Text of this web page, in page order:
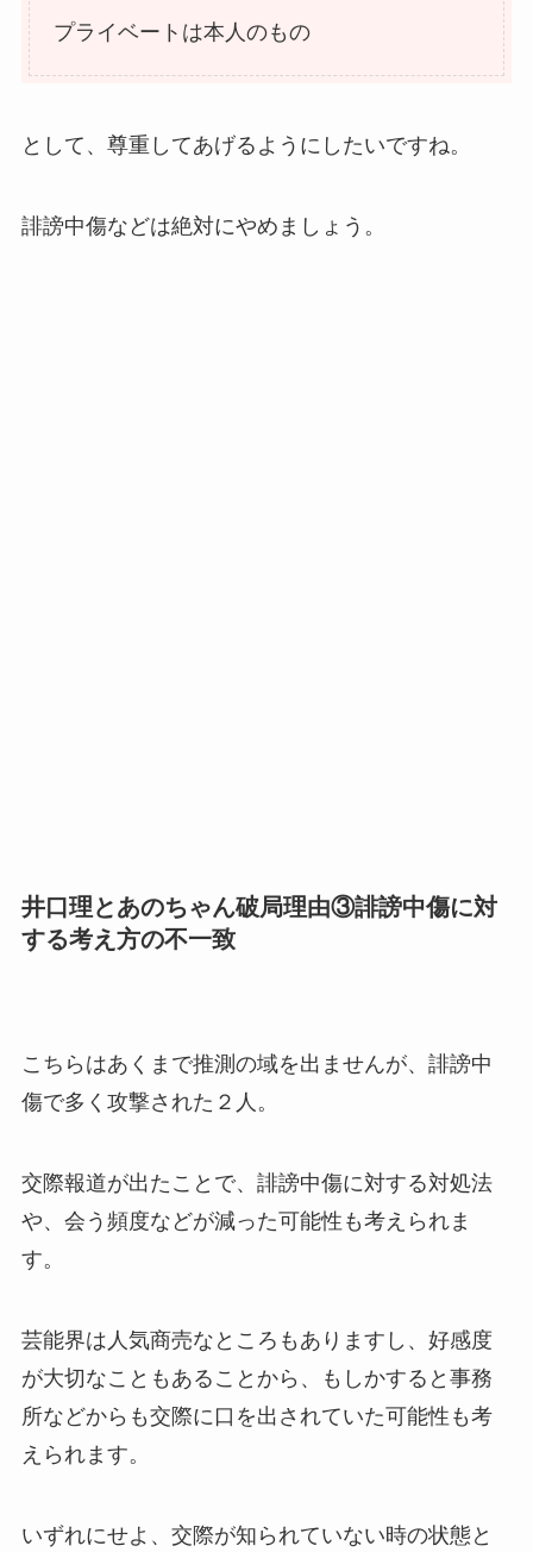
プライベートは本人のもの
として、尊重してあげるようにしたいですね。
誹謗中傷などは絶対にやめましょう。
井口理とあのちゃん破局理由③誹謗中傷に対
する考え方の不一致
こちらはあくまで推測の域を出ませんが、誹謗中
傷で多く攻撃された２人。
交際報道が出たことで、誹謗中傷に対する対処法
や、会う頻度などが減った可能性も考えられま
す。
芸能界は人気商売なところもありますし、好感度
が大切なこともあることから、もしかすると事務
所などからも交際に口を出されていた可能性も考
えられます。
いずれにせよ、交際が知られていない時の状態と